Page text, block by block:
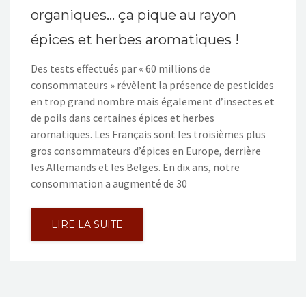
organiques… ça pique au rayon
épices et herbes aromatiques !
Des tests effectués par « 60 millions de
consommateurs » révèlent la présence de pesticides
en trop grand nombre mais également d’insectes et
de poils dans certaines épices et herbes
aromatiques. Les Français sont les troisièmes plus
gros consommateurs d’épices en Europe, derrière
les Allemands et les Belges. En dix ans, notre
consommation a augmenté de 30
LIRE LA SUITE